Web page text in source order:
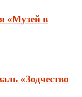
«Музей в
«Зодчество